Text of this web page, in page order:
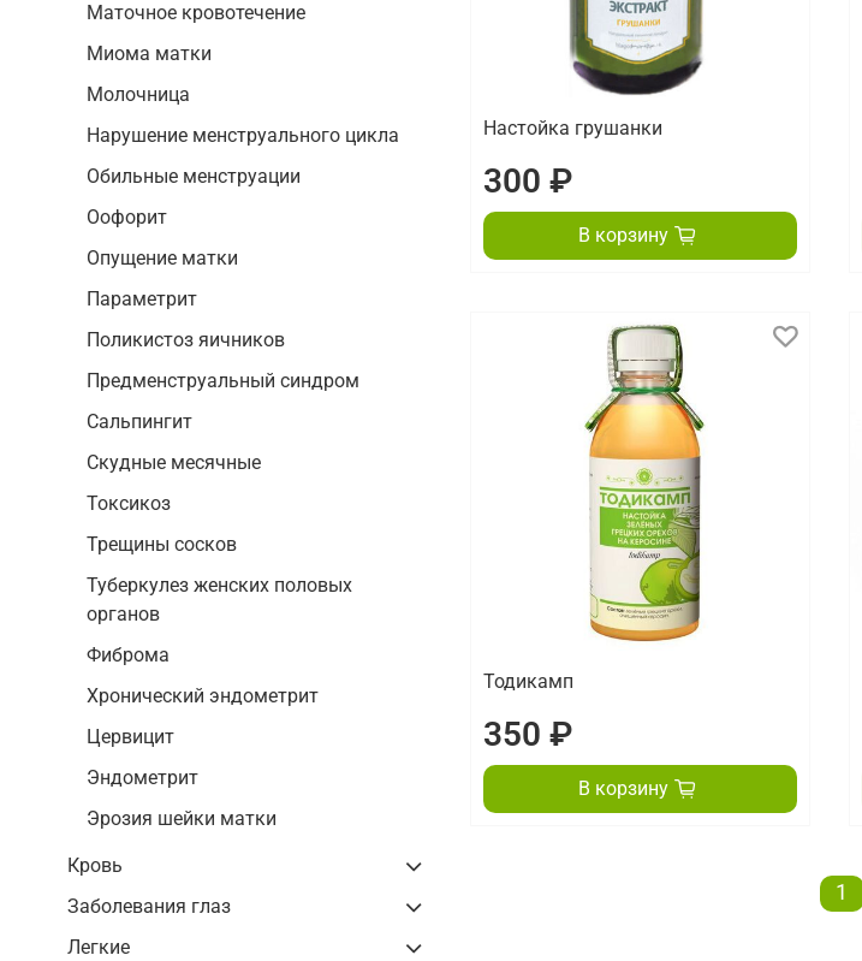
Настойка грушанки
300 ₽
В корзину
Тодикамп
350 ₽
В корзину
1
Маточное кровотечение
Миома матки
Молочница
Нарушение менструального цикла
Обильные менструации
Оофорит
Опущение матки
Параметрит
Поликистоз яичников
Предменструальный синдром
Сальпингит
Скудные месячные
Токсикоз
Трещины сосков
Туберкулез женских половых
органов
Фиброма
Хронический эндометрит
Цервицит
Эндометрит
Эрозия шейки матки
Кровь
Заболевания глаз
Легкие